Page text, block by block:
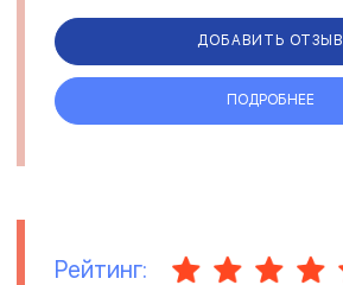
вопросов и предостав...
ДОБАВИТЬ ОТЗЫВ
ПОДРОБНЕЕ
Рейтинг: